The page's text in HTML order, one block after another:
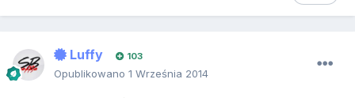
Luffy 103
Opublikowano 1 Września 2014